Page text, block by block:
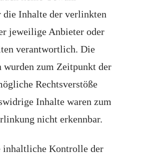
die Inhalte der verlinkten
jeweilige Anbieter oder
verantwortlich. Die
wurden zum Zeitpunkt der
Rechtsverstöße
Inhalte waren zum
nicht erkennbar.
inhaltliche Kontrolle der